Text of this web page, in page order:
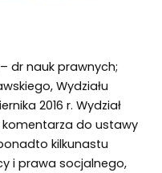
– dr nauk prawnych;
Wydziału
2016 r. Wydział
komentarza do ustawy
kilkunastu
i prawa socjalnego,